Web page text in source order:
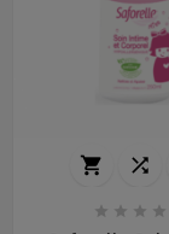
 
   